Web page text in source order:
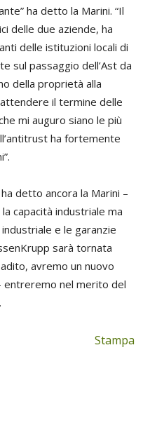
ha detto la Marini. “Il
delle due aziende, ha
delle istituzioni locali di
sul passaggio dell’Ast da
della proprietà alla
il termine delle
mi auguro siano le più
ha fortemente
detto ancora la Marini –
capacità industriale ma
e le garanzie
sarà tornata
avremo un nuovo
entreremo nel merito del
Stampa